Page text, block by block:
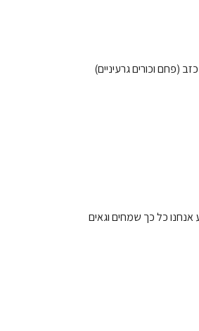
(פחם וכורים גרעיניים)
כל כך שמחים וגאים